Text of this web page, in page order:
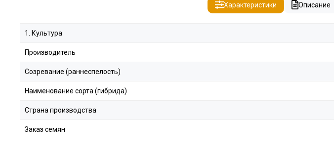
Характеристики Описание
1. Культура
Производитель
Созревание (раннеспелость)
Наименование сорта (гибрида)
Страна производства
Заказ семян